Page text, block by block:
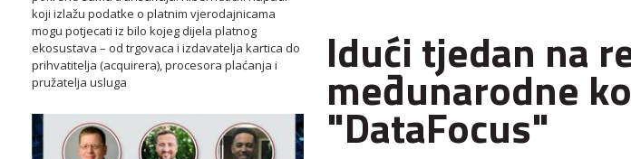
koji izlažu podatke o platnim vjerodajnicama
mogu potjecati iz bilo kojeg dijela platnog
ekosustava – od trgovaca i izdavatelja kartica do
prihvatitelja (acquirera), procesora plaćanja i
pružatelja usluga
Idući tjedan na
međunarodne
"DataFocus"